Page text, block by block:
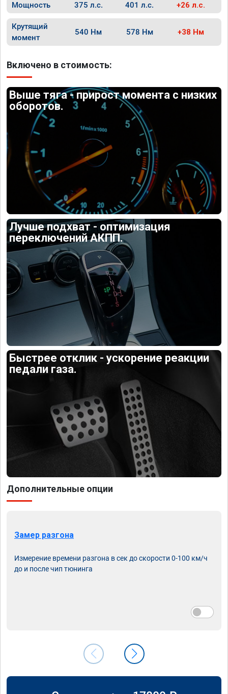
Мощность 375 л.с. 401 л.с. +26 л.с.
Крутящий
момент
540 Нм 578 Нм +38 Нм
Включено в стоимость:
Выше тяга - прирост момента с низких
оборотов.
Лучше подхват - оптимизация
переключений АКПП.
Быстрее отклик - ускорение реакции
педали газа.
Дополнительные опции
Замер разгона
Измерение времени разгона в сек до скорости 0-100 км/ч
до и после чип тюнинга